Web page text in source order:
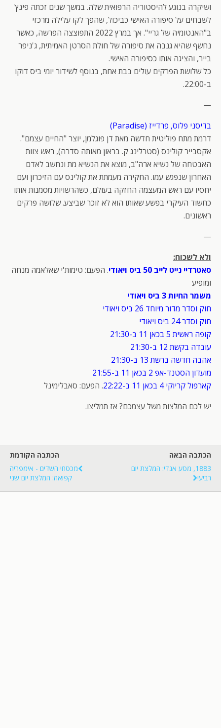
ושיקרה בנוגע להיסטוריה הרפואית שלה. במשך שנים זכתה פינץ'
לשבחים על סיפורה האישי כביכול, שהפך לקו עלילה מרכזי
ב"האנטומיה של גריי". אך במרץ 2022 התפוצצה הפרשה, כאשר
נחשף שהיא גנבה את סיפורה של חולת הסרטן האמיתית, ג'ניפר
בייר, והציגה אותו כסיפורה האישי.
כל שלושת הפרקים עולים בבת אחת, בנוסף לשידור יומי ביס דוקו
ב-22:00.
—
בדיסני פלוס, פרדייז (Paradise)
דרמת מתח פוליטית חדשה מאת דן פוגלמן, יוצר "החיים עצמם".
אקסבייר קולינס (סטרלינג ק. בראון מאותה סדרה), ראש צוות
האבטחה של נשיא ארה"ב, מוצא את הנשיא מת ונחשב לאדם
האחרון שנפגש עמו. החקירה מעמתת את קולינס עם הזיכרון ועם
יחסיו עם ראש המעצמה החזקה בעולם, כשהרשויות מסמנות אותו
כחשוד העיקרי בפשע שאותו הוא לא זוכר שביצע. שלושה פרקים
ראשונים.
—
ולא לשכוח:
סאטרדיי נייט לייב 50 ביס ויאודי
. הפעם: טימות'י שאלאמה מנחה
ומופיע
משמר החיות 3 ביס ויאודי
חוק וסדר מדור מיוחד 26 ביס ויאודי
חוק וסדר 24 ביס ויאודי
קופה ראשית 5 בכאן 11 ב-21:30
עובדה בקשת 12 ב-21:30
אהבה חדשה ברשת 13 ב-21:30
מועדון הסטנד-אפ 2 בכאן 11 ב-21:55
קארפול קריוקי 4 בכאן 11 ב-22:22
. הפעם: סאבלימינל
יש לכם המלצות משל עצמכם? אז תמליצו.
הכתבה הקודמת
מכסחי השדים - אימפריה
קפואה: המלצת יום שני
הכתבה הבאה
1883, מסע אגדי: המלצת יום
רביעי